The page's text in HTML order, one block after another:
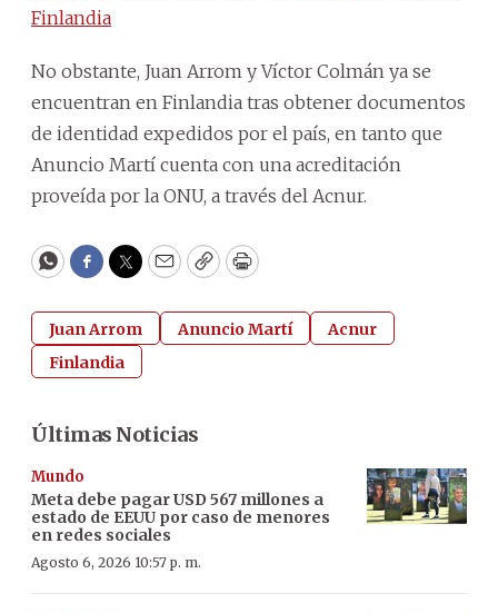
Finlandia
No obstante, Juan Arrom y Víctor Colmán ya se
encuentran en Finlandia tras obtener documentos
de identidad expedidos por el país, en tanto que
Anuncio Martí cuenta con una acreditación
proveída por la ONU, a través del Acnur.
WhatsApp
Facebook
Twitter
EmailCopyPrint
Juan Arrom Anuncio Martí
Acnur
Finlandia
Últimas Noticias
Mundo
Meta debe pagar USD 567 millones a
estado de EEUU por caso de menores
en redes sociales
Agosto 6, 2026 10:57 p. m.